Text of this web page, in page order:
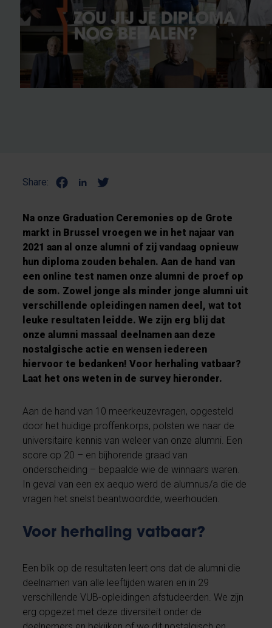
Share:
Na onze Graduation Ceremonies op de Grote
markt in Brussel vroegen we in het najaar van
2021 aan al onze alumni of zij vandaag opnieuw
hun diploma zouden behalen. Aan de hand van
een online test namen onze alumni de proef op
de som. Zowel jonge als minder jonge alumni uit
verschillende opleidingen namen deel, wat tot
leuke resultaten leidde. We zijn erg blij dat
onze alumni massaal deelnamen aan deze
nostalgische actie en wensen iedereen
hiervoor te bedanken! Voor herhaling vatbaar?
Laat het ons weten in de survey hieronder.
Aan de hand van 10 meerkeuzevragen, opgesteld
door het huidige proffenkorps, polsten we naar de
universitaire kennis van weleer van onze alumni. Een
score op 20 – en bijhorende graad van
onderscheiding – bepaalde wie de winnaars waren.
In geval van een ex aequo werd de alumnus/a die de
vragen het snelst beantwoordde, weerhouden.
Voor herhaling vatbaar?
Een blik op de resultaten leert ons dat de alumni die
deelnamen van alle leeftijden waren en in 29
verschillende VUB-opleidingen afstudeerden. We zijn
erg opgezet met deze diversiteit onder de